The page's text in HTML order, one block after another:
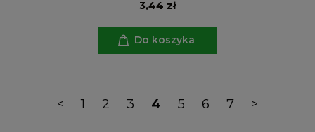
3,44 zł
Do koszyka
< 1 2 3 4 5 6 7 >